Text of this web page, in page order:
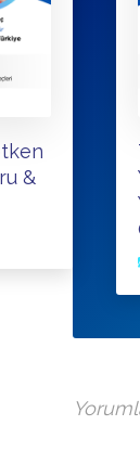
&